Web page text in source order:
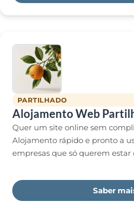
PARTILHADO
Alojamento Web
Quer um site online sem
Alojamento rápido e pronto a
empresas que só querem
Saber